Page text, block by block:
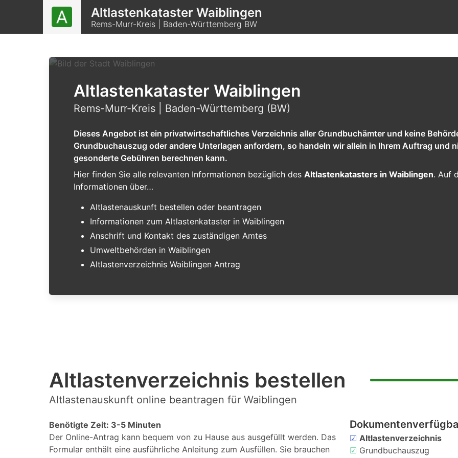
Altlastenkataster Waiblingen
Rems-Murr-Kreis | Baden-Württemberg BW
Altlastenkataster Waiblingen
Rems-Murr-Kreis | Baden-Württemberg (BW)
Dieses Angebot ist ein privatwirtschaftliches Verzeichnis aller Grundbuchämter und keine
Grundbuchauszug oder andere Unterlagen anfordern, so handeln wir allein in Ihrem Auftrag und
gesonderte Gebühren berechnen kann.
Hier finden Sie alle relevanten Informationen bezüglich des Altlastenkatasters in Waiblingen. Auf
Informationen über…
Altlastenauskunft bestellen oder beantragen
Informationen zum Altlastenkataster in Waiblingen
Anschrift und Kontakt des zuständigen Amtes
Umweltbehörden in Waiblingen
Altlastenverzeichnis Waiblingen Antrag
Altlastenverzeichnis bestellen
Altlastenauskunft online beantragen für Waiblingen
Benötigte Zeit: 3-5 Minuten
Der Online-Antrag kann bequem von zu Hause aus ausgefüllt werden. Das
Formular enthält eine ausführliche Anleitung zum Ausfüllen. Sie brauchen
☑ Altlastenverzeichnis
☑ Grundbuchauszug